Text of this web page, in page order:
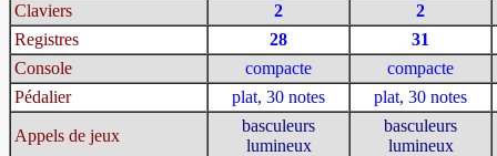
Claviers 2
2
Registres
28
31
Console
compacte
compacte
Pédalier
plat, 30 notes plat, 30 notes
Appels de jeux
basculeurs
lumineux
basculeurs
lumineux